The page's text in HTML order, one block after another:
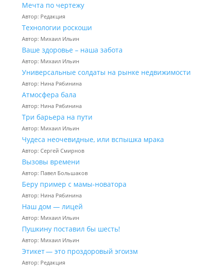
Мечта по чертежу
Автор: Редакция
Технологии роскоши
Автор: Михаил Ильин
Ваше здоровье – наша забота
Автор: Михаил Ильин
Универсальные солдаты на рынке недвижимости
Автор: Нина Рябинина
Атмосфера бала
Автор: Нина Рябинина
Три барьера на пути
Автор: Михаил Ильин
Чудеса неочевидные, или вспышка мрака
Автор: Сергей Смирнов
Вызовы времени
Автор: Павел Большаков
Беру пример с мамы-новатора
Автор: Нина Рябинина
Наш дом — лицей
Автор: Михаил Ильин
Пушкину поставил бы шесть!
Автор: Михаил Ильин
Этикет — это проздоровый эгоизм
Автор: Редакция